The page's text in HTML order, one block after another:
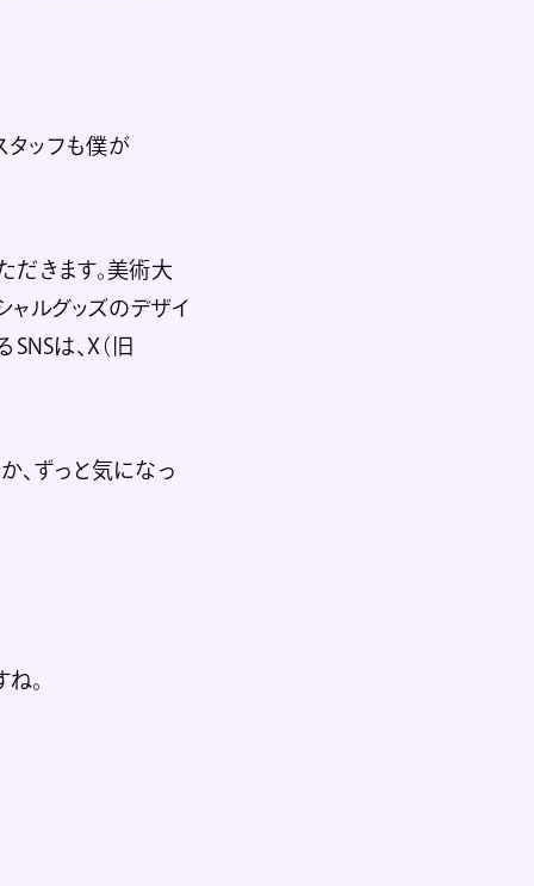
タッフも僕が
だきます。美術大
ャルグッズのデザイ
は、X（旧
、ずっと気になっ
。